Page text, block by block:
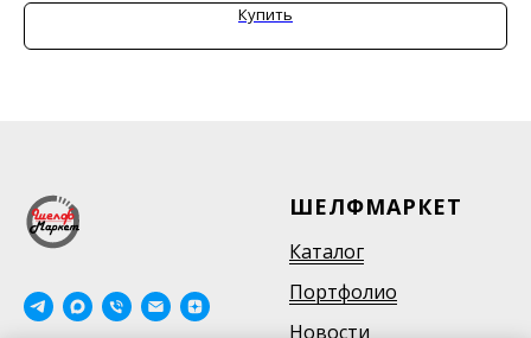
Купить
ШЕЛФМАРКЕТ
Каталог
Портфолио
Новости